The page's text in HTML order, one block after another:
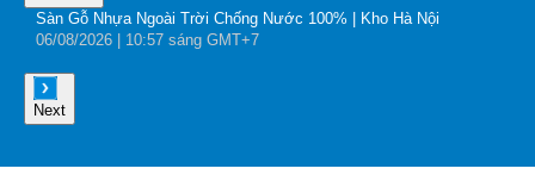
Sàn Gỗ Nhựa Ngoài Trời Chống Nước 100% | Kho Hà Nội
06/08/2026 | 10:57 sáng GMT+7
Next